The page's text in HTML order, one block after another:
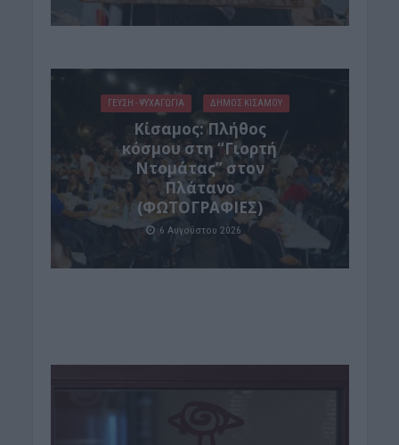
ΓΕΎΣΗ - ΨΥΧΑΓΩΓΊΑ ΔΉΜΟΣ ΚΙΣΆΜΟΥ
Κίσαμος: Πλήθος
κόσμου στη “Γιορτή
Ντομάτας” στον
Πλάτανο
(ΦΩΤΟΓΡΑΦΙΕΣ)
6 Αυγούστου 2026